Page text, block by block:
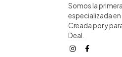
Somos la
especializada en
Creada por y
Deal.